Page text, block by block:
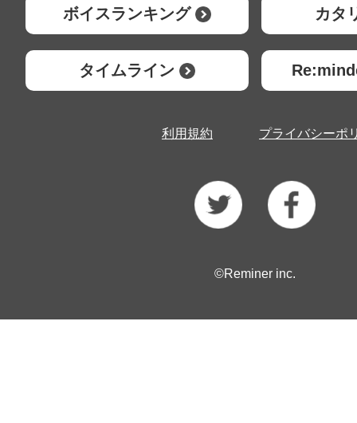
ボイスランキング カタ
タイムライン
利用規約 プライバシーポ
©Reminer inc.